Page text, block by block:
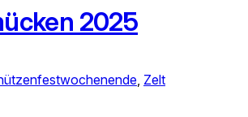
2025
Zelt